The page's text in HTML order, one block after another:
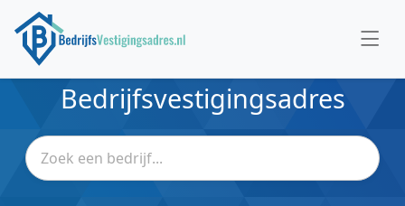
Bedrijfsvestigingsadres